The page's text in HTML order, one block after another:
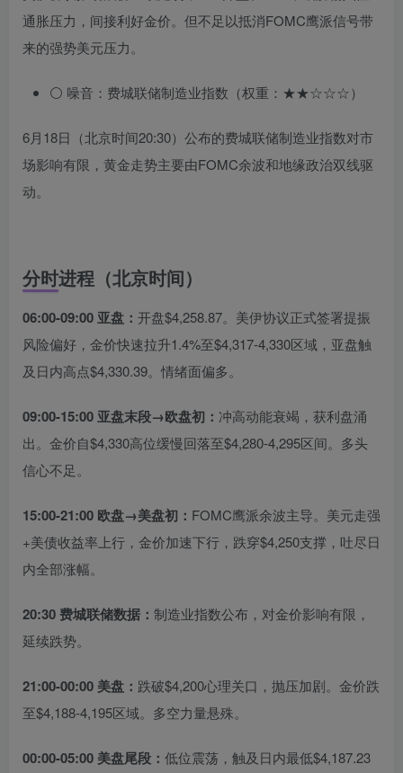
通胀压力，间接利好金价。但不足以抵消FOMC鹰派信号带
来的强势美元压力。
⚪ 噪音：费城联储制造业指数（权重：★★☆☆☆）
6月18日（北京时间20:30）公布的费城联储制造业指数对市
场影响有限，黄金走势主要由FOMC余波和地缘政治双线驱
动。
分时进程（北京时间）
06:00-09:00 亚盘： 开盘$4,258.87。美伊协议正式签署提振
风险偏好，金价快速拉升1.4%至$4,317-4,330区域，亚盘触
及日内高点$4,330.39。情绪面偏多。
09:00-15:00 亚盘末段→欧盘初： 冲高动能衰竭，获利盘涌
出。金价自$4,330高位缓慢回落至$4,280-4,295区间。多头
信心不足。
15:00-21:00 欧盘→美盘初： FOMC鹰派余波主导。美元走强
+美债收益率上行，金价加速下行，跌穿$4,250支撑，吐尽日
内全部涨幅。
20:30 费城联储数据： 制造业指数公布，对金价影响有限，
延续跌势。
21:00-00:00 美盘： 跌破$4,200心理关口，抛压加剧。金价跌
至$4,188-4,195区域。多空力量悬殊。
00:00-05:00 美盘尾段： 低位震荡，触及日内最低$4,187.23